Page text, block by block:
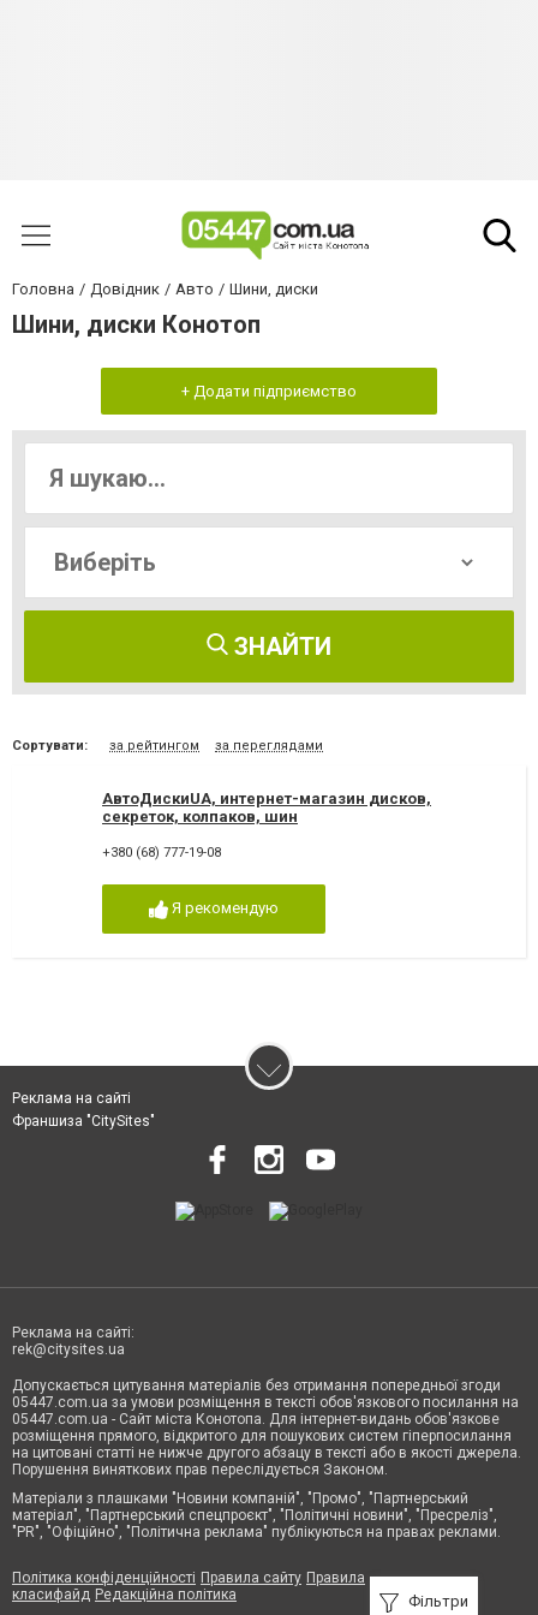
Головна Довідник Авто Шини, диски
Шини, диски Конотоп
+ Додати підприємство
ЗНАЙТИ
Сортувати: за рейтингом за переглядами
АвтоДискиUA, интернет-магазин дисков,
секреток, колпаков, шин
+380 (68) 777-19-08
Я рекомендую
Фільтри
Реклама на сайті
Франшиза "CitySites"
Реклама на сайті:
rek@citysites.ua
Допускається цитування матеріалів без отримання попередньої згоди
05447.com.ua за умови розміщення в тексті обов'язкового посилання на
05447.com.ua - Сайт міста Конотопа. Для інтернет-видань обов'язкове
розміщення прямого, відкритого для пошукових систем гіперпосилання
на цитовані статті не нижче другого абзацу в тексті або в якості джерела.
Порушення виняткових прав переслідується Законом.
Матеріали з плашками "Новини компаній", "Промо", "Партнерський
матеріал", "Партнерський спецпроєкт", "Політичні новини", "Пресреліз",
"PR", "Офіційно", "Політична реклама" публікуються на правах реклами.
Політика конфіденційності Правила сайту Правила
класифайд Редакційна політика